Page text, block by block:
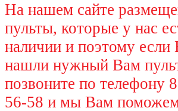
На нашем сайте
пульты, которые у нас
наличии и поэтому если
нашли нужный Вам
позвоните по телефону
56-58 и мы Вам